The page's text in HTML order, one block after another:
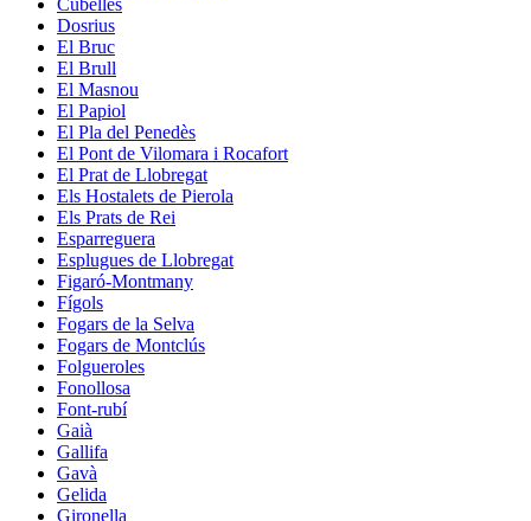
Dosrius
El Bruc
El Brull
El Masnou
El Papiol
El Pla del Penedès
El Pont de Vilomara i Rocafort
El Prat de Llobregat
Els Hostalets de Pierola
Els Prats de Rei
Esparreguera
Esplugues de Llobregat
Figaró-Montmany
Fígols
Fogars de la Selva
Fogars de Montclús
Folgueroles
Fonollosa
Font-rubí
Gaià
Gallifa
Gavà
Gelida
Gironella